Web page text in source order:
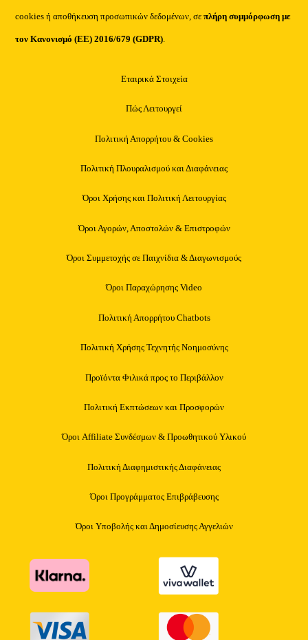
cookies ή αποθήκευση προσωπικών δεδομένων, σεπλήρη συμμόρφωση με
τον Κανονισμό (ΕΕ) 2016/679 (GDPR).
Εταιρικά Στοιχεία
Πώς Λειτουργεί
Πολιτική Απορρήτου & Cookies
Πολιτική Πλουραλισμού και Διαφάνειας
Όροι Χρήσης και Πολιτική Λειτουργίας
Όροι Αγορών, Αποστολών & Επιστροφών
Όροι Συμμετοχής σε Παιχνίδια & Διαγωνισμούς
Όροι Παραχώρησης Video
Πολιτική Απορρήτου Chatbots
Πολιτική Χρήσης Τεχνητής Νοημοσύνης
Προϊόντα Φιλικά προς το Περιβάλλον
Πολιτική Εκπτώσεων και Προσφορών
Όροι Affiliate Συνδέσμων & Προωθητικού Υλικού
Πολιτική Διαφημιστικής Διαφάνειας
Όροι Προγράμματος Επιβράβευσης
Όροι Υποβολής και Δημοσίευσης Αγγελιών